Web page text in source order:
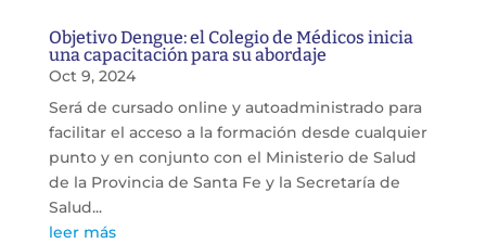
Objetivo Dengue: el Colegio de Médicos inicia
una capacitación para su abordaje
Oct 9, 2024
Será de cursado online y autoadministrado para
facilitar el acceso a la formación desde cualquier
punto y en conjunto con el Ministerio de Salud
de la Provincia de Santa Fe y la Secretaría de
Salud...
leer más